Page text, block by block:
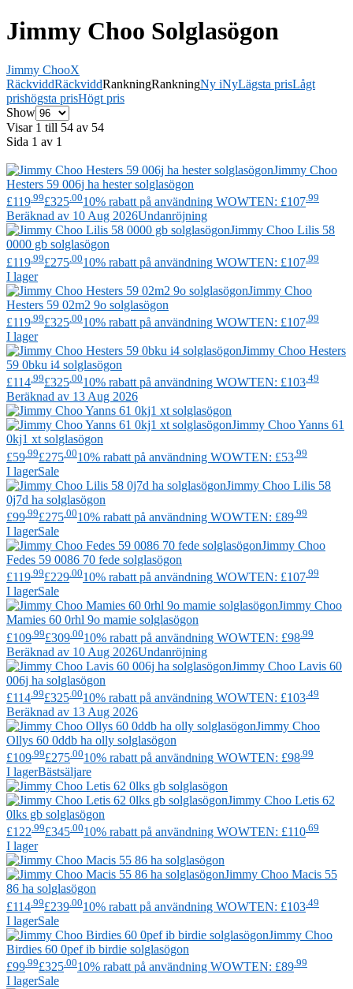
Jimmy Choo Solglasögon
Jimmy ChooX
RäckviddRäckviddRankningRankningNy iNyLägsta prisLågt
prishögsta prisHögt pris
Show
Visar 1 till 54 av 54
Sida 1 av 1
Jimmy Choo
Hesters 59 006j ha hester solglasögon
£119 .99£325 .0010% rabatt på användning WOWTEN: £107 .99
Beräknad av 10 Aug 2026Undanröjning
Jimmy Choo Lilis 58
0000 gb solglasögon
£119 .99£275 .0010% rabatt på användning WOWTEN: £107 .99
I lager
Jimmy Choo
Hesters 59 02m2 9o solglasögon
£119 .99£325 .0010% rabatt på användning WOWTEN: £107 .99
I lager
Jimmy Choo Hesters
59 0bku i4 solglasögon
£114 .99£325 .0010% rabatt på användning WOWTEN: £103 .49
Beräknad av 13 Aug 2026
Jimmy ChooYanns 61
0kj1 xt solglasögon
£59 .99£275 .0010% rabatt på användning WOWTEN: £53 .99
I lagerSale
Jimmy Choo Lilis 58
0j7d ha solglasögon
£99 .99£275 .0010% rabatt på användning WOWTEN: £89 .99
I lagerSale
Jimmy Choo
Fedes 59 0086 70 fede solglasögon
£119 .99£229 .0010% rabatt på användning WOWTEN: £107 .99
I lagerSale
Jimmy Choo
Mamies 60 0rhl 9o mamie solglasögon
£109 .99£309 .0010% rabatt på användning WOWTEN: £98 .99
Beräknad av 10 Aug 2026Undanröjning
Jimmy Choo Lavis 60
006j ha solglasögon
£114 .99£325 .0010% rabatt på användning WOWTEN: £103 .49
Beräknad av 13 Aug 2026
Jimmy Choo
Ollys 60 0ddb ha olly solglasögon
£109 .99£275 .0010% rabatt på användning WOWTEN: £98 .99
I lagerBästsäljare
Jimmy Choo Letis 62
0lks gb solglasögon
£122.99£345.0010% rabatt på användning WOWTEN: £110.69
I lager
Jimmy Choo Macis 55
86 ha solglasögon
£114 .99£239 .0010% rabatt på användning WOWTEN: £103 .49
I lagerSale
Jimmy Choo
Birdies 60 0pef ib birdie solglasögon
£99 .99£325 .0010% rabatt på användning WOWTEN: £89 .99
I lagerSale